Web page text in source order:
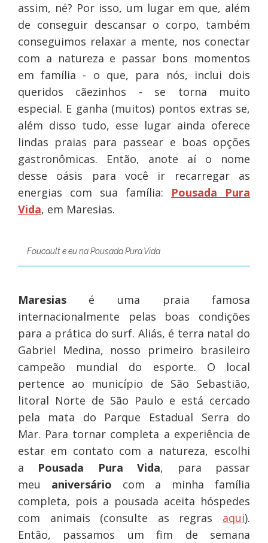
assim, né? Por isso, um lugar em que, além
de conseguir descansar o corpo, também
conseguimos relaxar a mente, nos conectar
com a natureza e passar bons momentos
em família - o que, para nós, inclui dois
queridos cãezinhos - se torna muito
especial. E ganha (muitos) pontos extras se,
além disso tudo, esse lugar ainda oferece
lindas praias para passear e boas opções
gastronômicas. Então, anote aí o nome
desse oásis para você ir recarregar as
energias com sua família: Pousada Pura
Vida, em Maresias.
Foucault e eu na Pousada Pura Vida
Maresiasé uma praia famosa
internacionalmente pelas boas condições
para a prática do surf. Aliás, é terra natal do
Gabriel Medina, nosso primeiro brasileiro
campeão mundial do esporte. O local
pertence ao município de São Sebastião,
litoral Norte de São Paulo e está cercado
pela mata do Parque Estadual Serra do
Mar. Para tornar completa a experiência de
estar em contato com a natureza, escolhi
a Pousada Pura Vida, para passar
meu aniversário com a minha família
completa, pois a pousada aceita hóspedes
com animais (consulte as regras aqui).
Então, passamos um fim de semana